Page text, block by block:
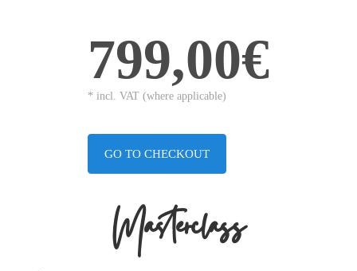
799,00€
* incl. VAT (where applicable)
GO TO CHECKOUT
Masterclass